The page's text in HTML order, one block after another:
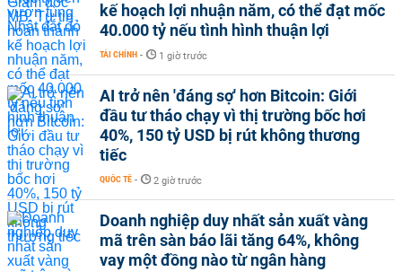
kế hoạch lợi nhuận năm, có thể đạt mốc
40.000 tỷ nếu tình hình thuận lợi
TÀI CHÍNH - 1 giờ trước
AI trở nên 'đáng sợ' hơn Bitcoin: Giới
đầu tư tháo chạy vì thị trường bốc hơi
40%, 150 tỷ USD bị rút không thương
tiếc
QUỐC TẾ - 2 giờ trước
Doanh nghiệp duy nhất sản xuất vàng
mã trên sàn báo lãi tăng 64%, không
vay một đồng nào từ ngân hàng